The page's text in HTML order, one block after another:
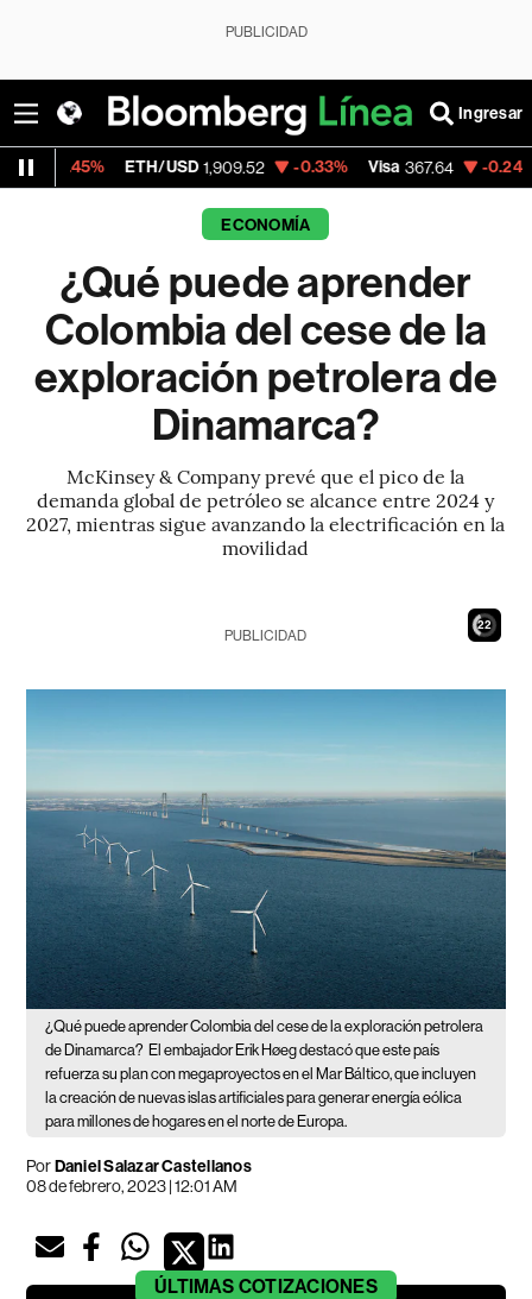
PUBLICIDAD
Ingresar
ETH/USD 1,909.52 -0.33% Visa 367.64 -0.24%
ECONOMÍA
¿Qué puede aprender
Colombia del cese de la
exploración petrolera de
Dinamarca?
McKinsey & Company prevé que el pico de la
demanda global de petróleo se alcance entre 2024 y
2027, mientras sigue avanzando la electrificación en la
movilidad
21
PUBLICIDAD
¿Qué puede aprender Colombia del cese de la exploración petrolera
de Dinamarca? El embajador Erik Høeg destacó que este país
refuerza su plan con megaproyectos en el Mar Báltico, que incluyen
la creación de nuevas islas artificiales para generar energía eólica
para millones de hogares en el norte de Europa.
PorDaniel Salazar Castellanos
08 de febrero, 2023 | 12:01 AM
ÚLTIMAS COTIZACIONES